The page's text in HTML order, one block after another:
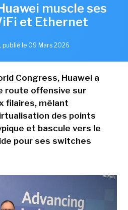
muscle ses
et Ethernet
, publié le 09 Mars 2026
Congress, Huawei a
route offensive sur
filaires, mêlant
des points
et bascule vers le
pour ses switches